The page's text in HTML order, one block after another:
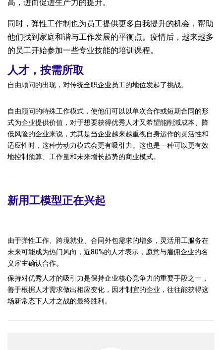
高，进而促进生产力的提升。
同时，弹性工作制也为员工提供更多自我提升的机会，帮助
他们找到家庭和谐与工作发展的平衡点。疫情后，越来越多
的员工开始参加一些专业技能的培训课程。
人才，按需所取
自由顾问的出现，对传统全职企业员工的地位发起了挑战。
自由顾问的特殊工作模式，使他们可以以单次合作或短期合同的形
式为企业提供价值，对于想要获得优秀人才又希望能削減成本、降
低风险的企业来说，尤其是当企业越来越重视自身运作的灵活性和
适应性时，这种劳动力模式会更有吸引力。这也是一种可以更有效
地控制预算、工作量和未来增长趋势的商业模式。
新用工模型正在兴起
由于弹性工作、跨境就业、合同外包需求的增多，灵活用工服务在
未来可能成为热门风向，近80%的人才表示，愿意与雇佣企业的名
义雇主确认合作。
保持对优秀人才的吸引力是保持企业核心竞争力的重要手段之一，
善于根据人才需求做出相应变化，因才制宜的企业，往往能获得这
场新常态下人才之战的最终胜利。